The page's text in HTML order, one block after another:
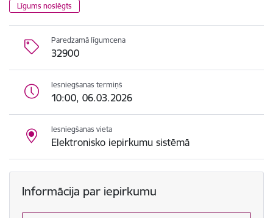
Līgums noslēgts
Paredzamā līgumcena
32900
Iesniegšanas termiņš
10:00, 06.03.2026
Iesniegšanas vieta
Elektronisko iepirkumu sistēmā
Informācija par iepirkumu